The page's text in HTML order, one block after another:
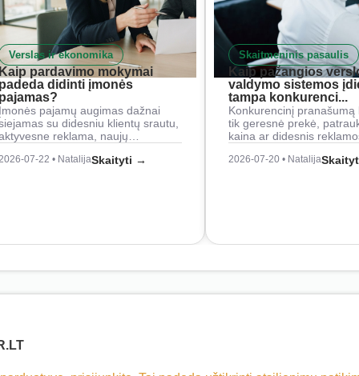
Verslas ir ekonomika
pardavimo mokymai
didinti įmonės
pajamų augimas dažnai
su didesniu klientų srautu,
reklama, naujų…
07-22 • NatalijaSkaityti →
Skaitmeninis pasaulis
Kaip pažangios
valdymo sistemos
tampa konkurenci...
Konkurencinį pranašumą
tik geresnė prekė,
kaina ar didesnis
2026-07-20 • Natalija